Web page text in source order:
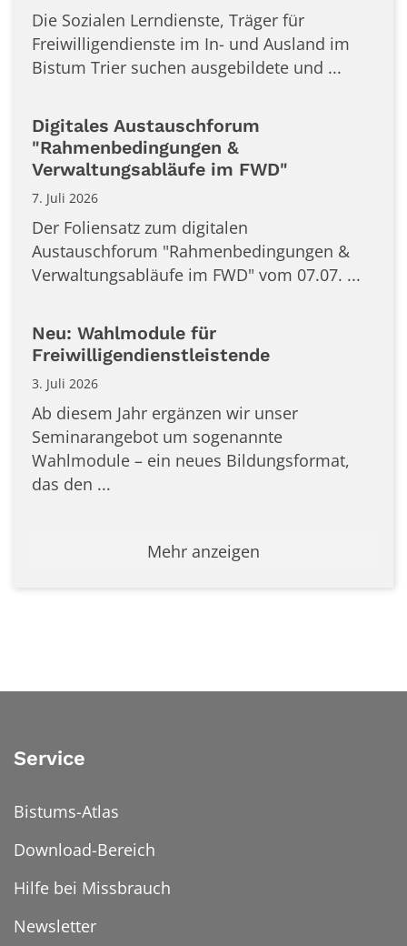
Die Sozialen Lerndienste, Träger für
Freiwilligendienste im In- und Ausland im
Bistum Trier suchen ausgebildete und ...
Digitales Austauschforum
"Rahmenbedingungen &
Verwaltungsabläufe im FWD"
7. Juli 2026
Der Foliensatz zum digitalen
Austauschforum "Rahmenbedingungen &
Verwaltungsabläufe im FWD" vom 07.07. ...
Neu: Wahlmodule für
Freiwilligendienstleistende
3. Juli 2026
Ab diesem Jahr ergänzen wir unser
Seminarangebot um sogenannte
Wahlmodule – ein neues Bildungsformat,
das den ...
Mehr anzeigen
Service
Bistums-Atlas
Download-Bereich
Hilfe bei Missbrauch
Newsletter